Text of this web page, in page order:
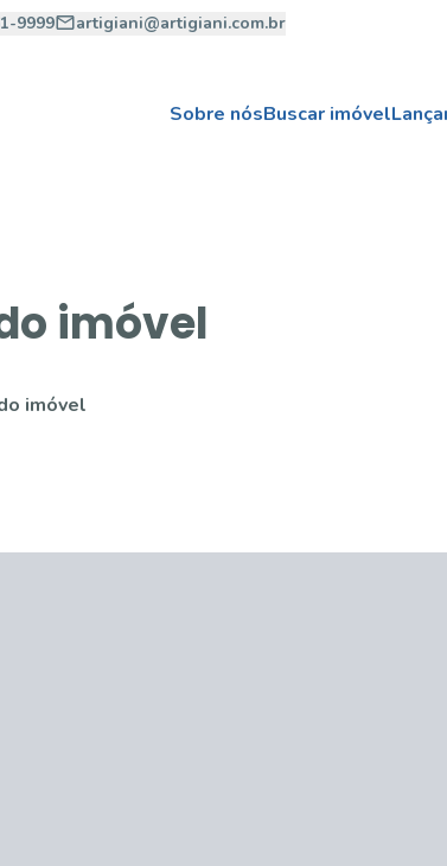
9999 artigiani@artigiani.com.br
Sobre nósBuscar imóvel
imóvel
imóvel